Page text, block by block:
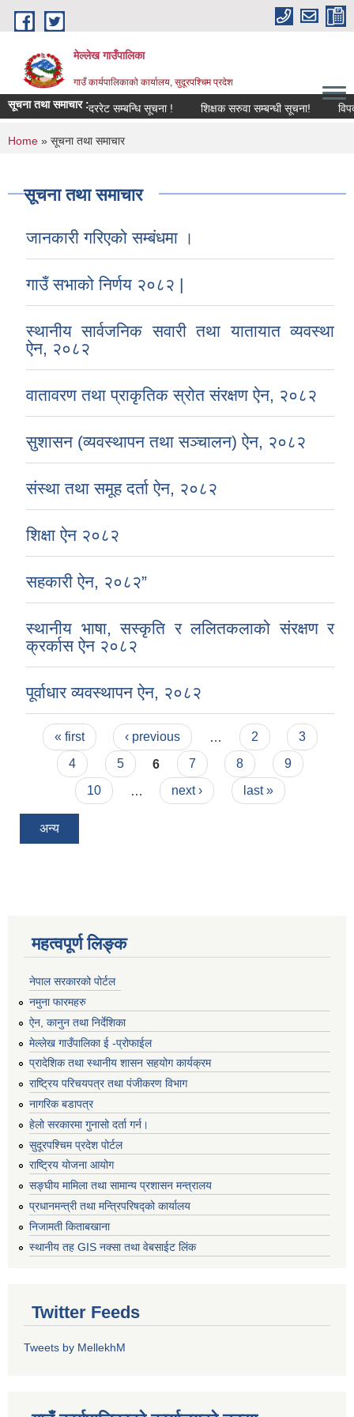
Skip to main content
मेल्लेख गाउँपालिका
गाउँ कार्यपालिकाको कार्यालय, सुदूरपश्चिम प्रदेश
सूचना तथा समाचार :दररेट सम्बन्धि सूचना ! शिक्षक सरुवा सम्बन्धी सूचना! विपद्
You are here
Home » सूचना तथा समाचार
सूचना तथा समाचार
जानकारी गरिएको सम्बंधमा ।
गाउँ सभाको निर्णय २०८२ |
स्थानीय सार्वजनिक सवारी तथा यातायात व्यवस्था
ऐन, २०८२
वातावरण तथा प्राकृतिक स्रोत संरक्षण ऐन, २०८२
सुशासन (व्यवस्थापन तथा सञ्चालन) ऐन, २०८२
संस्था तथा समूह दर्ता ऐन, २०८२
शिक्षा ऐन २०८२
सहकारी ऐन, २०८२”
स्थानीय भाषा, सस्कृति र ललितकलाको संरक्षण र
क्रर्कास ऐन २०८२
पूर्वाधार व्यवस्थापन ऐन, २०८२
Pages
« first ‹ previous 2
3
4
5 6 7 8
9
10
next › last »
अन्य
महत्वपूर्ण लिङ्क
नेपाल सरकारको पोर्टल
नमुना फारमहरु
ऐन, कानुन तथा निर्देशिका
मेल्लेख गाउँपालिका ई -प्रोफाईल
प्रादेशिक तथा स्थानीय शासन सहयोग कार्यक्रम
राष्ट्रिय परिचयपत्र तथा पंजीकरण विभाग
नागरिक बडापत्र
हेलो सरकारमा गुनासो दर्ता गर्न।
सुदूरपश्चिम प्रदेश पोर्टल
राष्ट्रिय योजना आयोग
सङ्‍घीय मामिला तथा सामान्य प्रशासन मन्त्रालय
प्रधानमन्त्री तथा मन्त्रिपरिषद्को कार्यालय
निजामती किताबखाना
स्थानीय तह GIS नक्सा तथा वेबसाईट लिंक
Twitter Feeds
Tweets by MellekhM